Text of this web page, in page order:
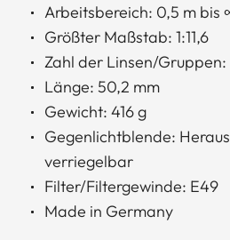
Arbeitsbereich: 0,5 m bis
Größter Maßstab: 1:11,6
Zahl der Linsen/Gruppen:
Länge: 50,2 mm
Gewicht: 416 g
Gegenlichtblende:
verriegelbar
Filter/Filtergewinde: E49
Made in Germany